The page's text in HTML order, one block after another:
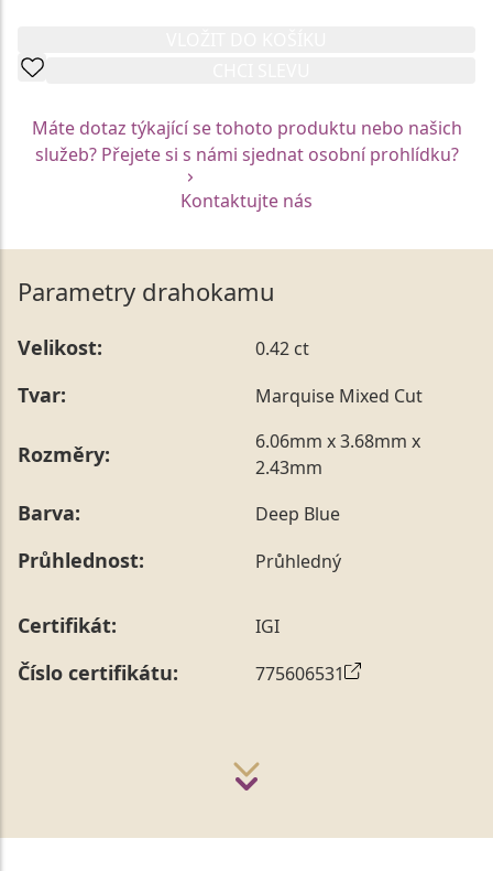
Máte dotaz týkající se tohoto produktu nebo našich
služeb? Přejete si s námi sjednat osobní prohlídku?
Kontaktujte nás
Parametry drahokamu
Velikost: 0.42 ct
Tvar: Marquise Mixed Cut
Rozměry:
6.06mm x 3.68mm x
2.43mm
Barva: Deep Blue
Průhlednost: Průhledný
Certifikát: IGI
Číslo certifikátu: 775606531